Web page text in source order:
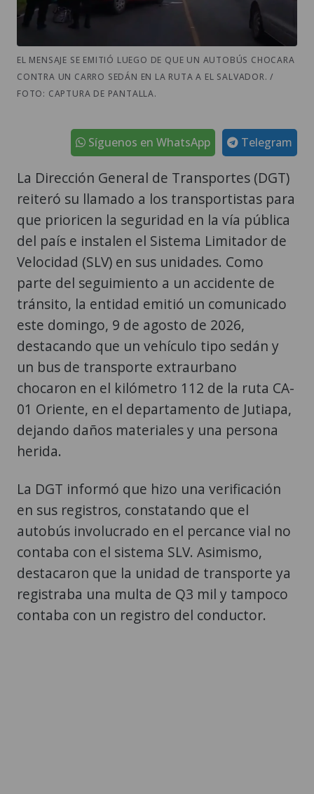
EL MENSAJE SE EMITIÓ LUEGO DE QUE UN AUTOBÚS CHOCARA
CONTRA UN CARRO SEDÁN EN LA RUTA A EL SALVADOR. /
FOTO: CAPTURA DE PANTALLA.
Telegram
Síguenos en WhatsApp
La Dirección General de Transportes (DGT)
reiteró su llamado a los transportistas para
que prioricen la seguridad en la vía pública
del país e instalen el Sistema Limitador de
Velocidad (SLV) en sus unidades. Como
parte del seguimiento a un accidente de
tránsito, la entidad emitió un comunicado
este domingo, 9 de agosto de 2026,
destacando que un vehículo tipo sedán y
un bus de transporte extraurbano
chocaron en el kilómetro 112 de la ruta CA-
01 Oriente, en el departamento de Jutiapa,
dejando daños materiales y una persona
herida.
La DGT informó que hizo una verificación
en sus registros, constatando que el
autobús involucrado en el percance vial no
contaba con el sistema SLV. Asimismo,
destacaron que la unidad de transporte ya
registraba una multa de Q3 mil y tampoco
contaba con un registro del conductor.